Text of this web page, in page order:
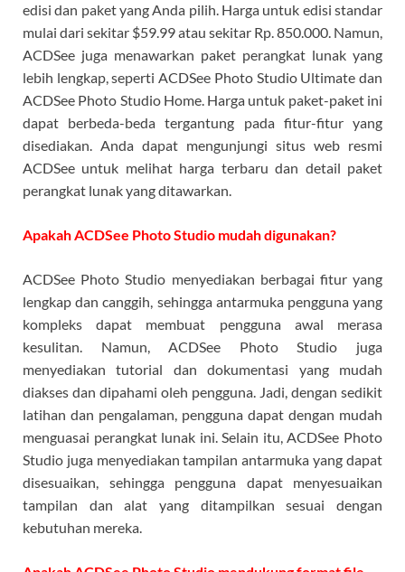
edisi dan paket yang Anda pilih. Harga untuk edisi standar
mulai dari sekitar $59.99 atau sekitar Rp. 850.000. Namun,
ACDSee juga menawarkan paket perangkat lunak yang
lebih lengkap, seperti ACDSee Photo Studio Ultimate dan
ACDSee Photo Studio Home. Harga untuk paket-paket ini
dapat berbeda-beda tergantung pada fitur-fitur yang
disediakan. Anda dapat mengunjungi situs web resmi
ACDSee untuk melihat harga terbaru dan detail paket
perangkat lunak yang ditawarkan.
Apakah ACDSee Photo Studio mudah digunakan?
ACDSee Photo Studio menyediakan berbagai fitur yang
lengkap dan canggih, sehingga antarmuka pengguna yang
kompleks dapat membuat pengguna awal merasa
kesulitan. Namun, ACDSee Photo Studio juga
menyediakan tutorial dan dokumentasi yang mudah
diakses dan dipahami oleh pengguna. Jadi, dengan sedikit
latihan dan pengalaman, pengguna dapat dengan mudah
menguasai perangkat lunak ini. Selain itu, ACDSee Photo
Studio juga menyediakan tampilan antarmuka yang dapat
disesuaikan, sehingga pengguna dapat menyesuaikan
tampilan dan alat yang ditampilkan sesuai dengan
kebutuhan mereka.